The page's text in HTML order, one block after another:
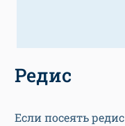
Редис
Если посеять